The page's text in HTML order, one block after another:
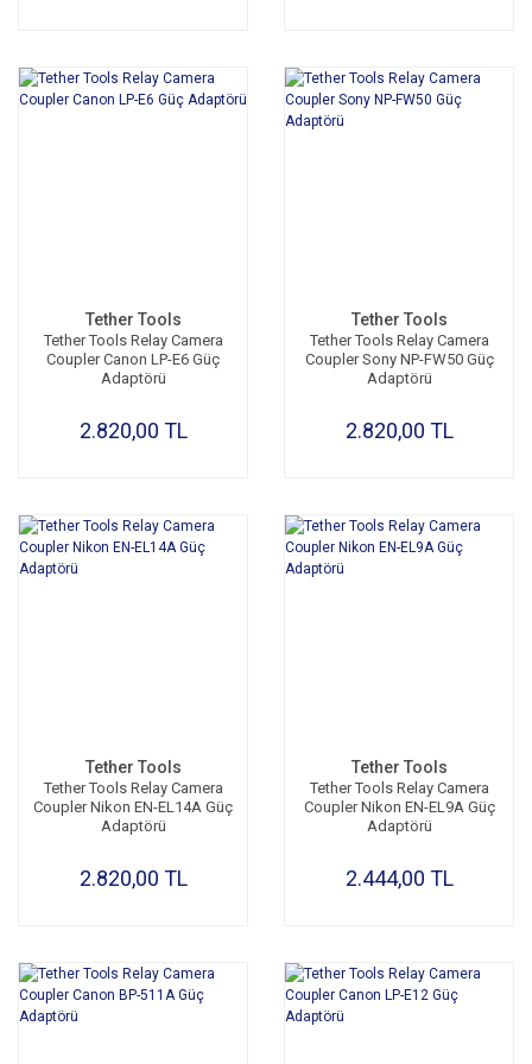
Tether Tools
Tether Tools Relay Camera
Coupler Canon LP-E6 Güç
Adaptörü
2.820,00 TL
Tether Tools
Tether Tools Relay Camera
Coupler Sony NP-FW50 Güç
Adaptörü
2.820,00 TL
Tether Tools
Tether Tools Relay Camera
Coupler Nikon EN-EL14A Güç
Adaptörü
2.820,00 TL
Tether Tools
Tether Tools Relay Camera
Coupler Nikon EN-EL9A Güç
Adaptörü
2.444,00 TL